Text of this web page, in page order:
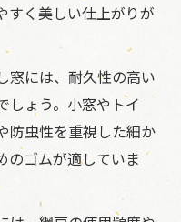
すく美しい仕上がりが
窓には、耐久性の高い
しょう。小窓やトイ
防虫性を重視した細か
のゴムが適していま